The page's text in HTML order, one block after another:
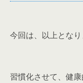
今回は、以上となり
習慣化させて、健康